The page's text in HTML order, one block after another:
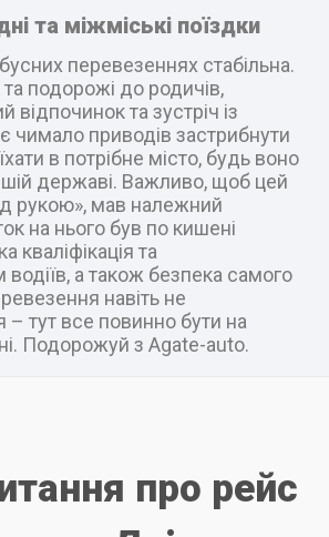
та міжміські поїздки
перевезеннях стабільна.
подорожі до родичів,
відпочинок та зустріч із
чимало приводів застрибнути
в потрібне місто, будь воно
державі. Важливо, щоб цей
рукою», мав належний
на нього був по кишені
кваліфікація та
водіїв, а також безпека самого
навіть не
тут все повинно бути на
Подорожуй з Agate-auto.
про рейс